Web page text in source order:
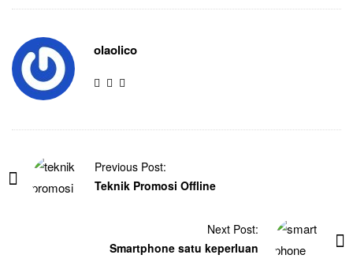
olaolico
Previous Post:
Teknik Promosi Offline
Next Post:
Smartphone satu keperluan